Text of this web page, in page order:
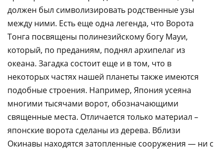
должен был символизировать родственные узы
между ними. Есть еще одна легенда, что Ворота
Тонга посвящены полинезийскому богу Мауи,
который, по преданиям, поднял архипелаг из
океана. Загадка состоит еще и в том, что в
некоторых частях нашей планеты также имеются
подобные строения. Например, Япония усеяна
многими тысячами ворот, обозначающими
священные места. Отличается только материал –
японские ворота сделаны из дерева. Вблизи
Окинавы находятся затопленные сооружения — ни с